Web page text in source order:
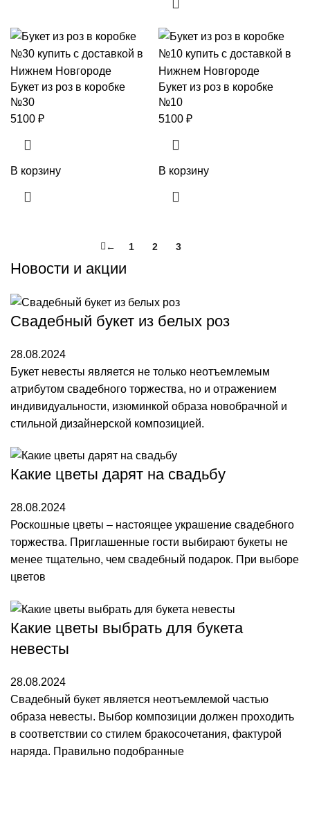
Букет из роз в коробке
№30
5100 ₽
В корзину
Букет из роз в коробке
№10
5100 ₽
В корзину
← 1 2 3
Новости и акции
Свадебный букет из белых роз
28.08.2024
Букет невесты является не только неотъемлемым
атрибутом свадебного торжества, но и отражением
индивидуальности, изюминкой образа новобрачной и
стильной дизайнерской композицией.
Какие цветы дарят на свадьбу
28.08.2024
Роскошные цветы – настоящее украшение свадебного
торжества. Приглашенные гости выбирают букеты не
менее тщательно, чем свадебный подарок. При выборе
цветов
Какие цветы выбрать для букета
невесты
28.08.2024
Свадебный букет является неотъемлемой частью
образа невесты. Выбор композиции должен проходить
в соответствии со стилем бракосочетания, фактурой
наряда. Правильно подобранные